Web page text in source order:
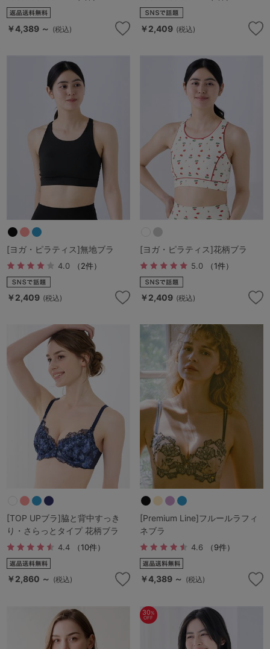
￥4,389 ～ (税込) ￥2,409 (税込)
[ヨガ・ピラティス]無地ブラ
4.0 （2件）
￥2,409 (税込)
[ヨガ・ピラティス]花柄ブラ
5.0 （1件）
￥2,409 (税込)
[TOP UPブラ]脇と背中すっき
り・さらっとタイプ 花柄ブラ
4.4 （10件）
￥2,860 ～ (税込)
[Premium Line]フルールラフィ
ネブラ
4.6 （9件）
￥4,389 ～ (税込)
30%
OFF